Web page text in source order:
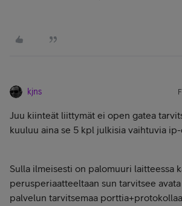
kjns
Juu kiinteät liittymät ei open gatea
kuuluu aina se 5 kpl julkisia vaihtuvia
Sulla ilmeisesti on palomuuri laitteessa
perusperiaatteeltaan sun tarvitsee
palvelun tarvitsemaa